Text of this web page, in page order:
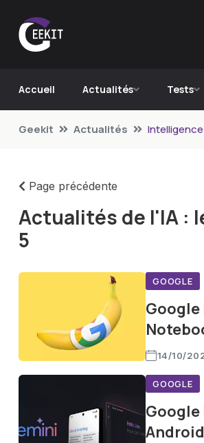
Accueil Actualités Tests
Geekit Actualités
Page précédente
Actualités de l'IA :
5
GOOGLE
Google
14/10/
GOOGLE
Android